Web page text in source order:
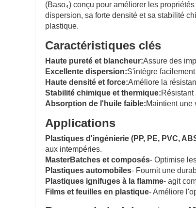
(Baso₄) conçu pour améliorer les
dispersion, sa forte densité et sa stabilité
plastique.
Caractéristiques clés
Haute pureté et blancheur:Assure des
Excellente dispersion:S'intègre
Haute densité et force:Améliore la
Stabilité chimique et thermique:Résistant
Absorption de l'huile faible:Maintient une
Applications
Plastiques d'ingénierie (PP, PE, PVC,
aux intempéries.
MasterBatches et composés- Optimise
Plastiques automobiles- Fournit une
Plastiques ignifuges à la flamme- agit
Films et feuilles en plastique- Améliore